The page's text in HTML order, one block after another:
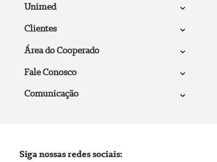
Unimed
Clientes
Área do Cooperado
Fale Conosco
Comunicação
Siga nossas redes sociais: